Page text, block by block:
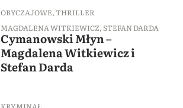
OBYCZAJOWE,THRILLER
MAGDALENA WITKIEWICZ,STEFAN DARDA
Cymanowski Młyn –
Magdalena Witkiewicz i
Stefan Darda